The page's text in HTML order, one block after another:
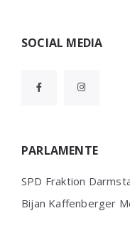
Widgets
SOCIAL MEDIA
PARLAMENTE
SPD Fraktion
Bijan Kaffenberger